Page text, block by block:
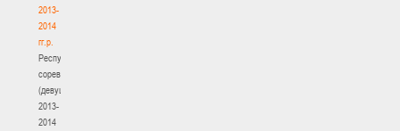
2013-
2014
гг.р.
Республиканские
соревнования
(девушки)
2013-
2014